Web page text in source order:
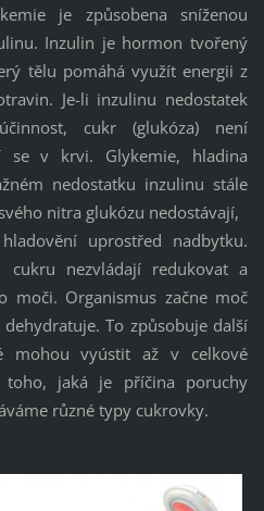
je způsobena sníženou
Inzulin je hormon tvořený
tělu pomáhá využít energii z
Je-li inzulinu nedostatek
cukr (glukóza) není
se v krvi. Glykemie, hladina
nedostatku inzulinu stále
nitra glukózu nedostávají,
uprostřed nadbytku.
cukru nezvládají redukovat a
moči. Organismus začne moč
To způsobuje další
mohou vyústit až v celkové
toho, jaká je příčina poruchy
různé typy cukrovky.